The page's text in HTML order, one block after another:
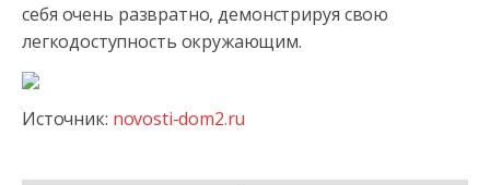
себя очень развратно, демонстрируя свою
легкодоступность окружающим.
Источник: novosti-dom2.ru